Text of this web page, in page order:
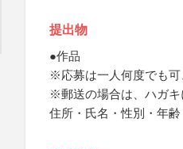
提出物
●作品
※応募は一人何度でも可
※郵送の場合は、ハガキ
住所・氏名・性別・年